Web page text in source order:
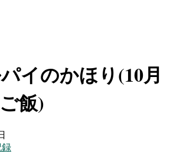
イのかほり(10月
飯)
録